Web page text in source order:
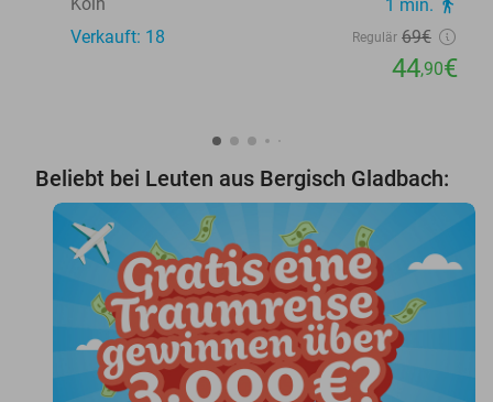
1 min. directions_walk
Verkauft: 18 Regulär 69€
44,90€
Beliebt bei Leuten aus Bergisch Gladbach: